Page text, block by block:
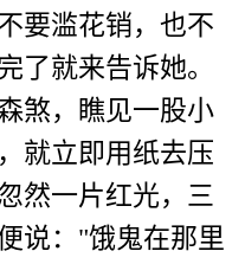
要滥花销，也不
了就来告诉她。
煞，瞧见一股小
就立即用纸去压
然一片红光，三
说："饿鬼在那里